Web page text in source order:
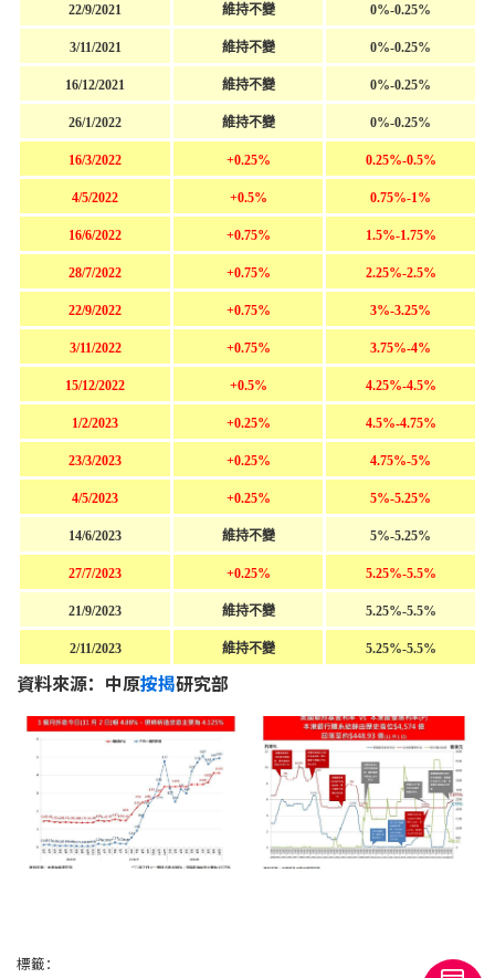
22/9/2021 維持不變 0%-0.25%
3/11/2021 維持不變 0%-0.25%
16/12/2021 維持不變 0%-0.25%
26/1/2022 維持不變 0%-0.25%
16/3/2022 +0.25% 0.25%-0.5%
4/5/2022 +0.5% 0.75%-1%
16/6/2022 +0.75% 1.5%-1.75%
28/7/2022 +0.75% 2.25%-2.5%
22/9/2022 +0.75% 3%-3.25%
3/11/2022 +0.75% 3.75%-4%
15/12/2022 +0.5% 4.25%-4.5%
1/2/2023 +0.25% 4.5%-4.75%
23/3/2023 +0.25% 4.75%-5%
4/5/2023 +0.25% 5%-5.25%
14/6/2023 維持不變 5%-5.25%
27/7/2023 +0.25% 5.25%-5.5%
21/9/2023 維持不變 5.25%-5.5%
2/11/2023 維持不變 5.25%-5.5%
資料來源：中原按揭研究部
標籤：